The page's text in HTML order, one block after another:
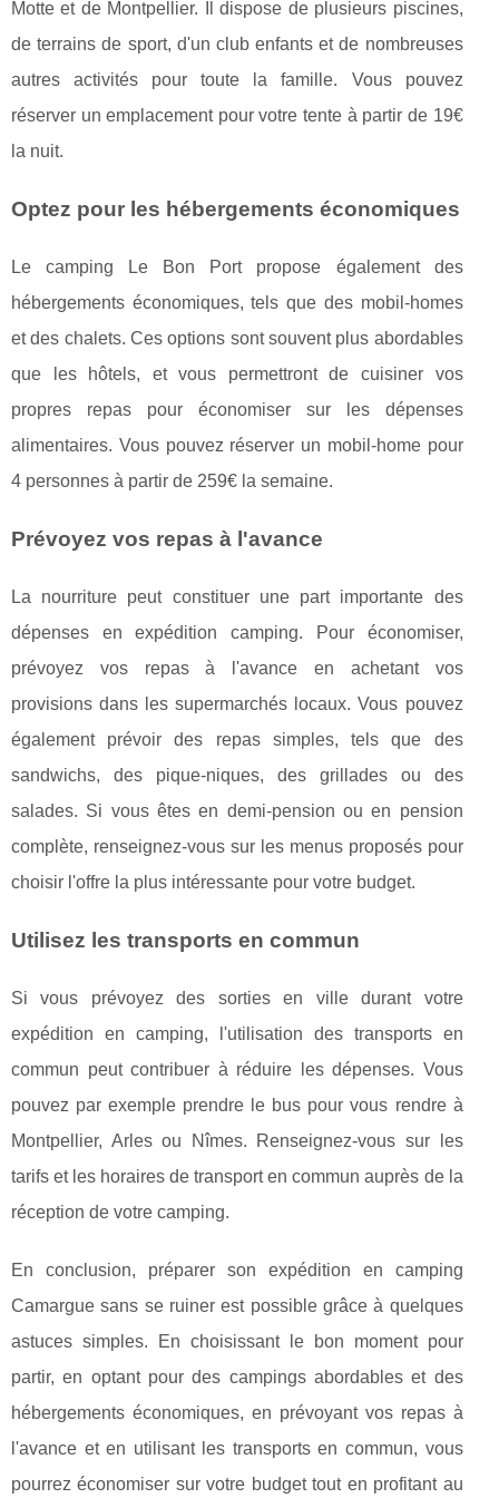
Motte et de Montpellier. Il dispose de plusieurs piscines,
de terrains de sport, d'un club enfants et de nombreuses
autres activités pour toute la famille. Vous pouvez
réserver un emplacement pour votre tente à partir de 19€
la nuit.
Optez pour les hébergements économiques
Le camping Le Bon Port propose également des
hébergements économiques, tels que des mobil-homes
et des chalets. Ces options sont souvent plus abordables
que les hôtels, et vous permettront de cuisiner vos
propres repas pour économiser sur les dépenses
alimentaires. Vous pouvez réserver un mobil-home pour
4 personnes à partir de 259€ la semaine.
Prévoyez vos repas à l'avance
La nourriture peut constituer une part importante des
dépenses en expédition camping. Pour économiser,
prévoyez vos repas à l'avance en achetant vos
provisions dans les supermarchés locaux. Vous pouvez
également prévoir des repas simples, tels que des
sandwichs, des pique-niques, des grillades ou des
salades. Si vous êtes en demi-pension ou en pension
complète, renseignez-vous sur les menus proposés pour
choisir l'offre la plus intéressante pour votre budget.
Utilisez les transports en commun
Si vous prévoyez des sorties en ville durant votre
expédition en camping, l'utilisation des transports en
commun peut contribuer à réduire les dépenses. Vous
pouvez par exemple prendre le bus pour vous rendre à
Montpellier, Arles ou Nîmes. Renseignez-vous sur les
tarifs et les horaires de transport en commun auprès de la
réception de votre camping.
En conclusion, préparer son expédition en camping
Camargue sans se ruiner est possible grâce à quelques
astuces simples. En choisissant le bon moment pour
partir, en optant pour des campings abordables et des
hébergements économiques, en prévoyant vos repas à
l'avance et en utilisant les transports en commun, vous
pourrez économiser sur votre budget tout en profitant au